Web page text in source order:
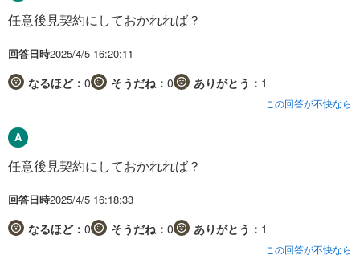
任意後見契約にしておかれれば？
回答日時2025/4/5 16:20:11
なるほど： 0 そうだね： 0 ありがとう： 1
この回答が不快なら
任意後見契約にしておかれれば？
回答日時2025/4/5 16:18:33
なるほど： 0 そうだね： 0 ありがとう： 1
この回答が不快なら